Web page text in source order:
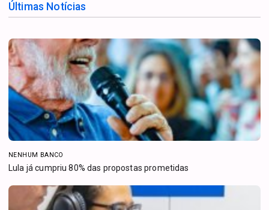
Últimas Notícias
NENHUM BANCO
Lula já cumpriu 80% das propostas prometidas